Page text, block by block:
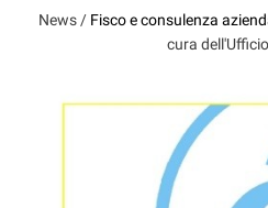
News / Fisco e consulenza
cura